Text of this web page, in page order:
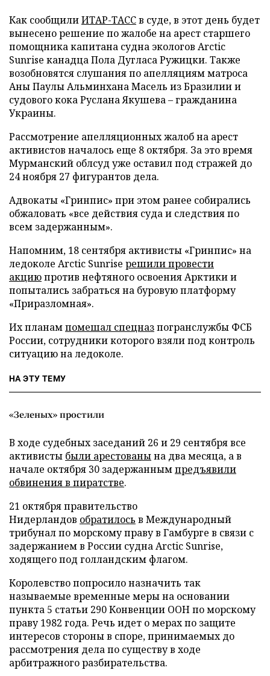
Как сообщилиИТАР-ТАССв суде, в этот день будет
вынесено решение по жалобе на арест старшего
помощника капитана судна экологов Arctic
Sunrise канадца Пола Дугласа Ружицки. Также
возобновятся слушания по апелляциям матроса
Аны Паулы Альминхана Масель из Бразилии и
судового кока Руслана Якушева – гражданина
Украины.
Рассмотрение апелляционных жалоб на арест
активистов началось еще 8 октября. За это время
Мурманский облсуд уже оставил под стражей до
24 ноября 27 фигурантов дела.
Адвокаты «Гринпис» при этом ранее собирались
обжаловать «все действия суда и следствия по
всем задержанным».
Напомним, 18 сентября активисты «Гринпис» на
ледоколе Arctic Sunrise решили провести
акциюпротив нефтяного освоения Арктики и
попытались забраться на буровую платформу
«Приразломная».
Их планампомешал спецназпогранслужбы ФСБ
России, сотрудники которого взяли под контроль
ситуацию на ледоколе.
НА ЭТУ ТЕМУ
«Зеленых» простили
В ходе судебных заседаний 26 и 29 сентября все
активисты были арестованына два месяца, а в
начале октября 30 задержаннымпредъявили
обвинения в пиратстве.
21 октября правительство
Нидерландов обратилось в Международный
трибунал по морскому праву в Гамбурге в связи с
задержанием в России судна Arctic Sunrise,
ходящего под голландским флагом.
Королевство попросило назначить так
называемые временные меры на основании
пункта 5 статьи 290 Конвенции ООН по морскому
праву 1982 года. Речь идет о мерах по защите
интересов стороны в споре, принимаемых до
рассмотрения дела по существу в ходе
арбитражного разбирательства.